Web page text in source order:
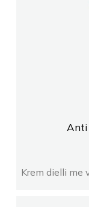
Anti
Krem dielli me